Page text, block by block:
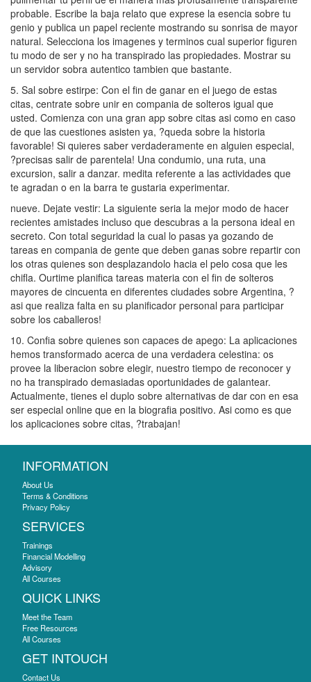
probable. Escribe la baja relato que exprese la esencia sobre tu
genio y publica un papel reciente mostrando su sonrisa de mayor
natural. Selecciona los imagenes y terminos cual superior figuren
tu modo de ser y no ha transpirado las propiedades. Mostrar su
un servidor sobra autentico tambien que bastante.
5. Sal sobre estirpe: Con el fin de ganar en el juego de estas
citas, centrate sobre unir en compania de solteros igual que
usted. Comienza con una gran app sobre citas asi­ como en caso
de que las cuestiones asisten ya, ?queda sobre la historia
favorable! Si quieres saber verdaderamente en alguien especial,
?precisas salir de parentela! Una condumio, una ruta, una
excursion, salir a danzar. medita referente a las actividades que
te agradan o en la barra te gustaria experimentar.
nueve. Dejate vestir: La siguiente seria la mejor modo de hacer
recientes amistades incluso que descubras a la persona ideal en
secreto. Con total seguridad la cual lo pasas ya gozando de
tareas en compania de gente que deben ganas sobre repartir con
los otras quienes son desplazandolo hacia el pelo cosa que les
chifla. Ourtime planifica tareas materia con el fin de solteros
mayores de cincuenta en diferentes ciudades sobre Argentina, ?
asi que realiza falta en su planificador personal para participar
sobre los caballeros!
10. Confia sobre quienes son capaces de apego: La aplicaciones
hemos transformado acerca de una verdadera celestina: os
provee la liberacion sobre elegir, nuestro tiempo de reconocer y
no ha transpirado demasiadas oportunidades de galantear.
Actualmente, tienes el duplo sobre alternativas de dar con en esa
ser especial online que en la biografia positivo. Asi­ como es que
los aplicaciones sobre citas, ?trabajan!
INFORMATION
About Us
Terms & Conditions
Privacy Policy
SERVICES
Trainings
Financial Modelling
Advisory
All Courses
QUICK LINKS
Meet the Team
Free Resources
All Courses
GET INTOUCH
Contact Us